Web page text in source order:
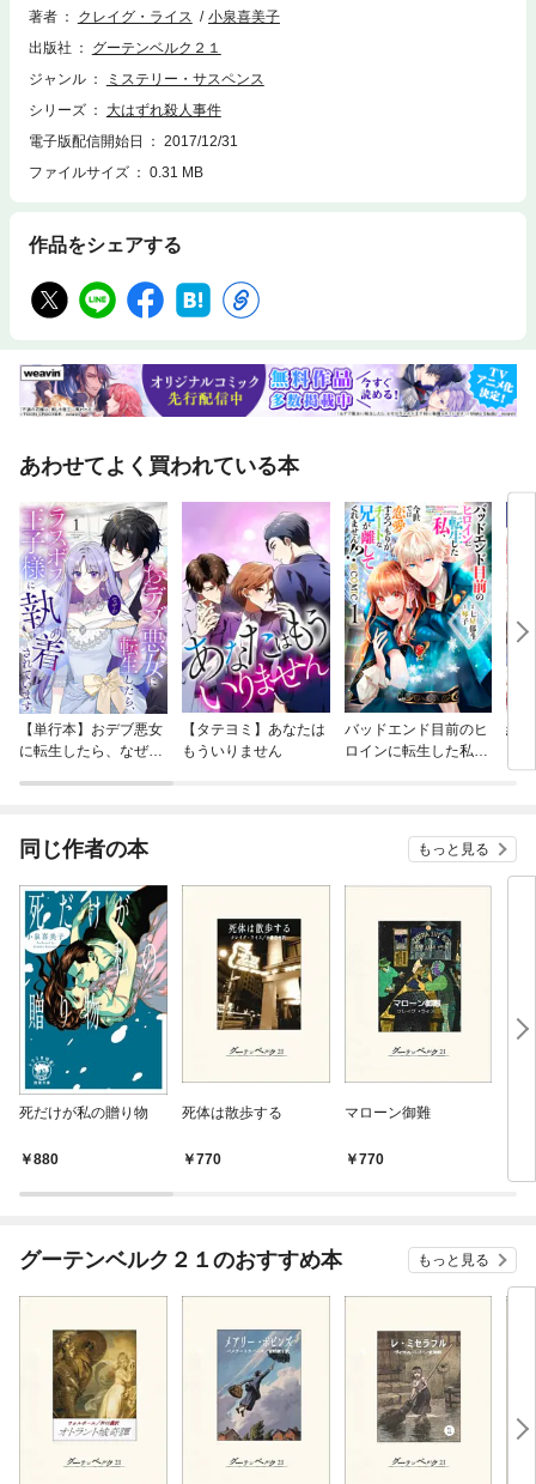
ト・クラブがそっくり手に入るのだ！ その翌日、群衆の中で一人の男が
犯罪なのか？ 弁護士マローンとジェーク、ヘレンのトリオが織りなす第
一級のユーモア本格ミステリ。
著者 クレイグ・ライス
小泉喜美子
出版社
グーテンベルク２１
ジャンル
ミステリー・サスペンス
シリーズ
大はずれ殺人事件
電子版配信開始日
2017/12/31
ファイルサイズ
0.31 MB
作品をシェアする
あわせてよく買われている本
【単行本】おデブ悪女
に転生したら、なぜか
【タテヨミ】あなたは
もういりません
バッドエンド目前のヒ
ロインに転生した私、
結
同じ作者の本 もっと見る
死だけが私の贈り物
880
死体は散歩する
770
マローン御難
770
グーテンベルク２１のおすすめ本 もっと見る